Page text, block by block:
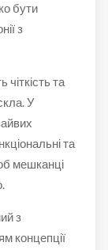
бути
з
та
У
та
мешканці
з
концепції